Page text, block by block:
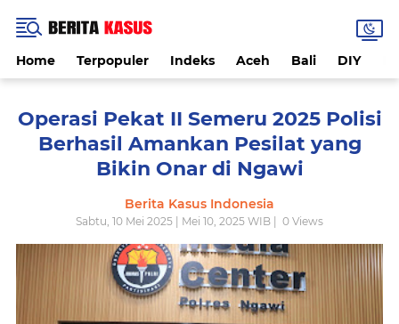
Home Terpopuler Indeks Aceh Bali DIY
Operasi Pekat II Semeru 2025 Polisi
Berhasil Amankan Pesilat yang
Bikin Onar di Ngawi
Berita Kasus Indonesia
Sabtu, 10 Mei 2025 | Mei 10, 2025 WIB | 0 Views